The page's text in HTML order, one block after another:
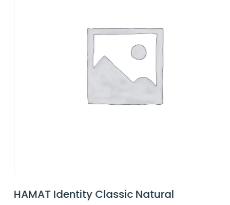
HAMAT Identity Classic Natural